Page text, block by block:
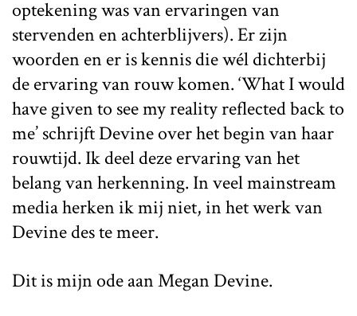
optekening was van ervaringen van
stervenden en achterblijvers). Er zijn
woorden en er is kennis die wél dichterbij
de ervaring van rouw komen. ‘What I would
have given to see my reality reflected back to
me’ schrijft Devine over het begin van haar
rouwtijd. Ik deel deze ervaring van het
belang van herkenning. In veel mainstream
media herken ik mij niet, in het werk van
Devine des te meer.
Dit is mijn ode aan Megan Devine.